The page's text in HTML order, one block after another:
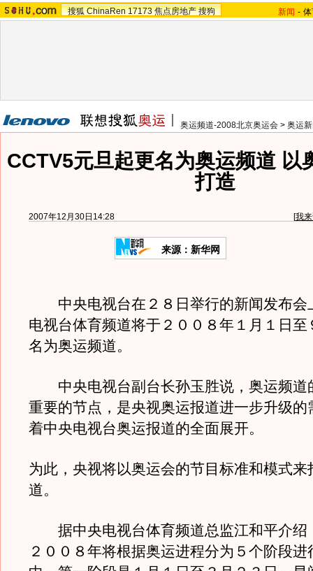
搜狐 ChinaRen 17173 焦点房地产 搜狗 新闻 -
奥运频道-2008北京奥运会 > 奥运
CCTV5元旦起更名为奥运频道 以
打造
2007年12月30日14:28 [我
来源：新华网
中央电视台在２８日举行的新闻发布会
电视台体育频道将于２００８年１月１日至
名为奥运频道。
中央电视台副台长孙玉胜说，奥运频道
重要的节点，是央视奥运报道进一步升级的
着中央电视台奥运报道的全面展开。
为此，央视将以奥运会的节目标准和模式来
道。
据中央电视台体育频道总监江和平介绍
２００８年将根据奥运进程分为５个阶段进